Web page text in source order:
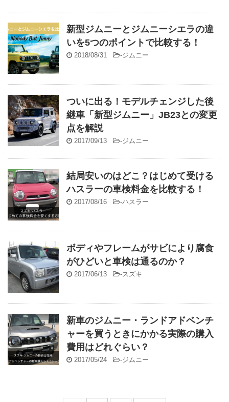
新型ジムニーとジムニーシエラの違
いを5つのポイントで比較する！
2018/08/31 -ジムニー
ついに出る！モデルチェンジした後
継車「新型ジムニー」JB23との変更
点を解説
2017/09/13 -ジムニー
結局安いのはどこ？はじめて受ける
ハスラーの車検料金を比較する！
2017/08/16 -ハスラー
ボディやフレームがサビにより腐食
がひどいと車検は通るのか？
2017/06/13 -スズキ
新車のジムニー・ランドアドベンチ
ャーを買うときにかかる実際の購入
費用はどれぐらい？
2017/05/24 -ジムニー